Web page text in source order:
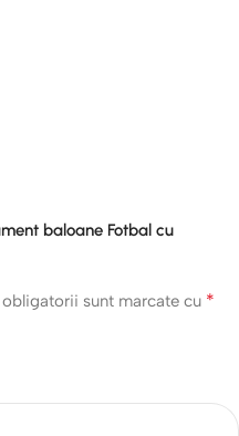
baloane Fotbal cu
sunt marcate cu *